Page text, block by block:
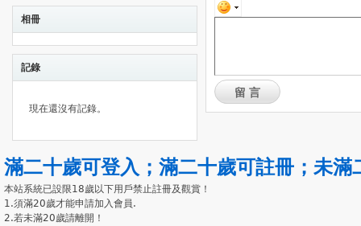
相冊
記錄
現在還沒有記錄。
留言
滿二十歲可登入 ； 滿二十歲可註冊 ； 未滿
本站系統已設限18歲以下用戶禁止註冊及觀賞！
1.須滿20歲才能申請加入會員.
2.若未滿20歲請離開！